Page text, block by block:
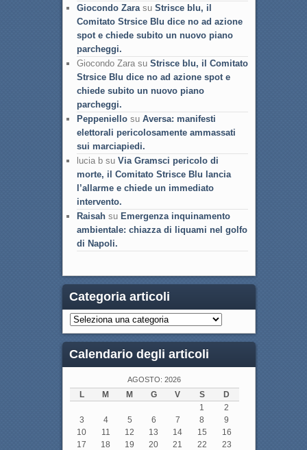
Giocondo Zarasu Strisce blu, il
Comitato Strsice Blu dice no ad azione
spot e chiede subito un nuovo piano
parcheggi.
Giocondo Zara su Strisce blu, il Comitato
Strsice Blu dice no ad azione spot e
chiede subito un nuovo piano
parcheggi.
Peppeniellosu Aversa: manifesti
elettorali pericolosamente ammassati
sui marciapiedi.
lucia b su Via Gramsci pericolo di
morte, il Comitato Strisce Blu lancia
l’allarme e chiede un immediato
intervento.
Raisahsu Emergenza inquinamento
ambientale: chiazza di liquami nel golfo
di Napoli.
Categoria articoli
Calendario degli articoli
AGOSTO: 2026
L M M G V S D
1
2
3
4 5 6 7 8
9
10
11 12 13 14 15
16
17
18 19 20 21 22
23